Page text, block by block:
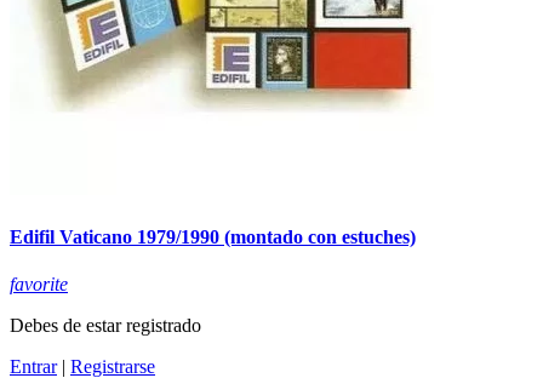
Edifil Vaticano 1979/1990 (montado con estuches)
favorite
Debes de estar registrado
Entrar| Registrarse